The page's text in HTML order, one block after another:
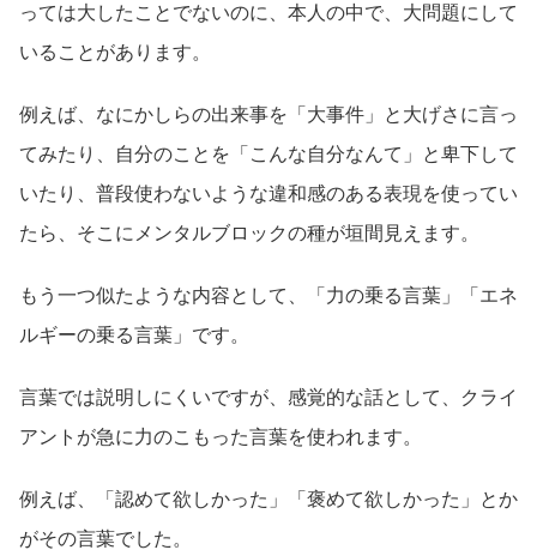
っては大したことでないのに、本人の中で、大問題にして
いることがあります。
例えば、なにかしらの出来事を「大事件」と大げさに言っ
てみたり、自分のことを「こんな自分なんて」と卑下して
いたり、普段使わないような違和感のある表現を使ってい
たら、そこにメンタルブロックの種が垣間見えます。
もう一つ似たような内容として、「力の乗る言葉」「エネ
ルギーの乗る言葉」です。
言葉では説明しにくいですが、感覚的な話として、クライ
アントが急に力のこもった言葉を使われます。
例えば、「認めて欲しかった」「褒めて欲しかった」とか
がその言葉でした。